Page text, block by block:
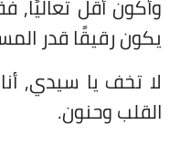
يكون رقيقًا قدر
لا تخف يا سيدي,
القلب وحنون.